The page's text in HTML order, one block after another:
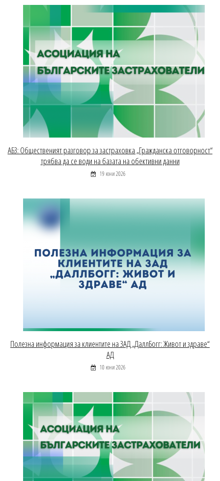
АБЗ: Общественият разговор за застраховка „Гражданска отговорност“
трябва да се води на базата на обективни данни
19 юни 2026
Полезна информация за клиентите на ЗАД „ДаллБогг: Живот и здраве“
АД
10 юни 2026